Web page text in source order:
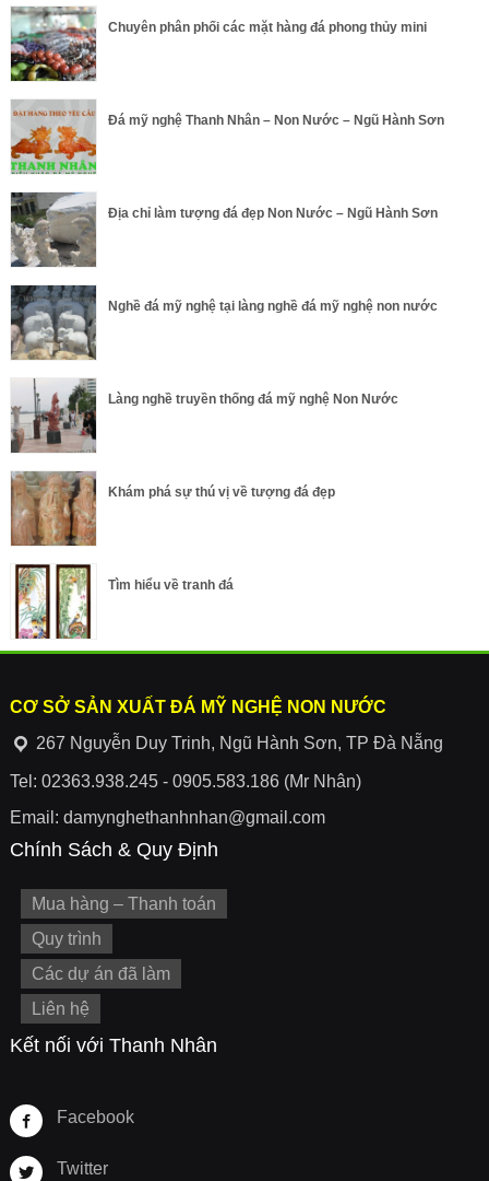
Chuyên phân phối các mặt hàng đá phong thủy mini
Đá mỹ nghệ Thanh Nhân – Non Nước – Ngũ Hành Sơn
Địa chỉ làm tượng đá đẹp Non Nước – Ngũ Hành Sơn
Nghề đá mỹ nghệ tại làng nghề đá mỹ nghệ non nước
Làng nghề truyền thống đá mỹ nghệ Non Nước
Khám phá sự thú vị về tượng đá đẹp
Tìm hiểu về tranh đá
CƠ SỞ SẢN XUẤT ĐÁ MỸ NGHỆ NON NƯỚC
267 Nguyễn Duy Trinh, Ngũ Hành Sơn, TP Đà Nẵng
Tel: 02363.938.245 - 0905.583.186 (Mr Nhân)
Email: damynghethanhnhan@gmail.com
Chính Sách & Quy Định
Mua hàng – Thanh toán
Quy trình
Các dự án đã làm
Liên hệ
Kết nối với Thanh Nhân
Facebook
Twitter